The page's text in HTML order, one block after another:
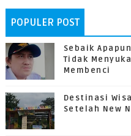
POPULER POST
Sebaik
Tidak
Membenci
Destinasi
Setelah New